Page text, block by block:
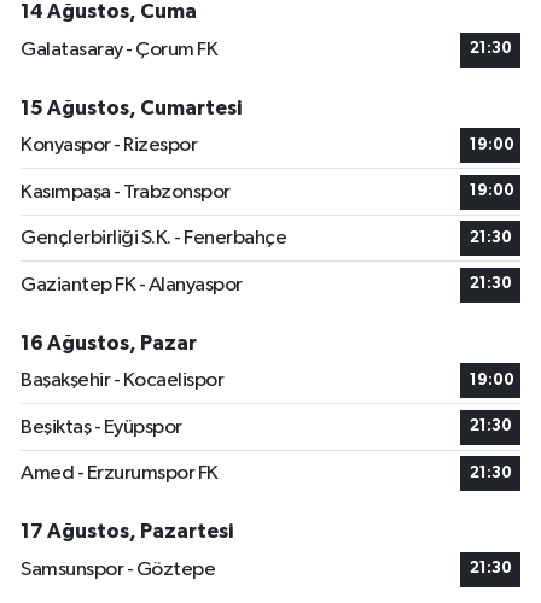
14 Ağustos, Cuma
Galatasaray - Çorum FK
21:30
15 Ağustos, Cumartesi
Konyaspor - Rizespor
19:00
Kasımpaşa - Trabzonspor 19:00
Gençlerbirliği S.K. - Fenerbahçe 21:30
Gaziantep FK - Alanyaspor 21:30
16 Ağustos, Pazar
Başakşehir - Kocaelispor
19:00
Beşiktaş - Eyüpspor 21:30
Amed - Erzurumspor FK 21:30
17 Ağustos, Pazartesi
Samsunspor - Göztepe
21:30